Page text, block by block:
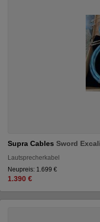
Supra Cables Sword
Lautsprecherkabel
Neupreis: 1.699 €
1.390 €